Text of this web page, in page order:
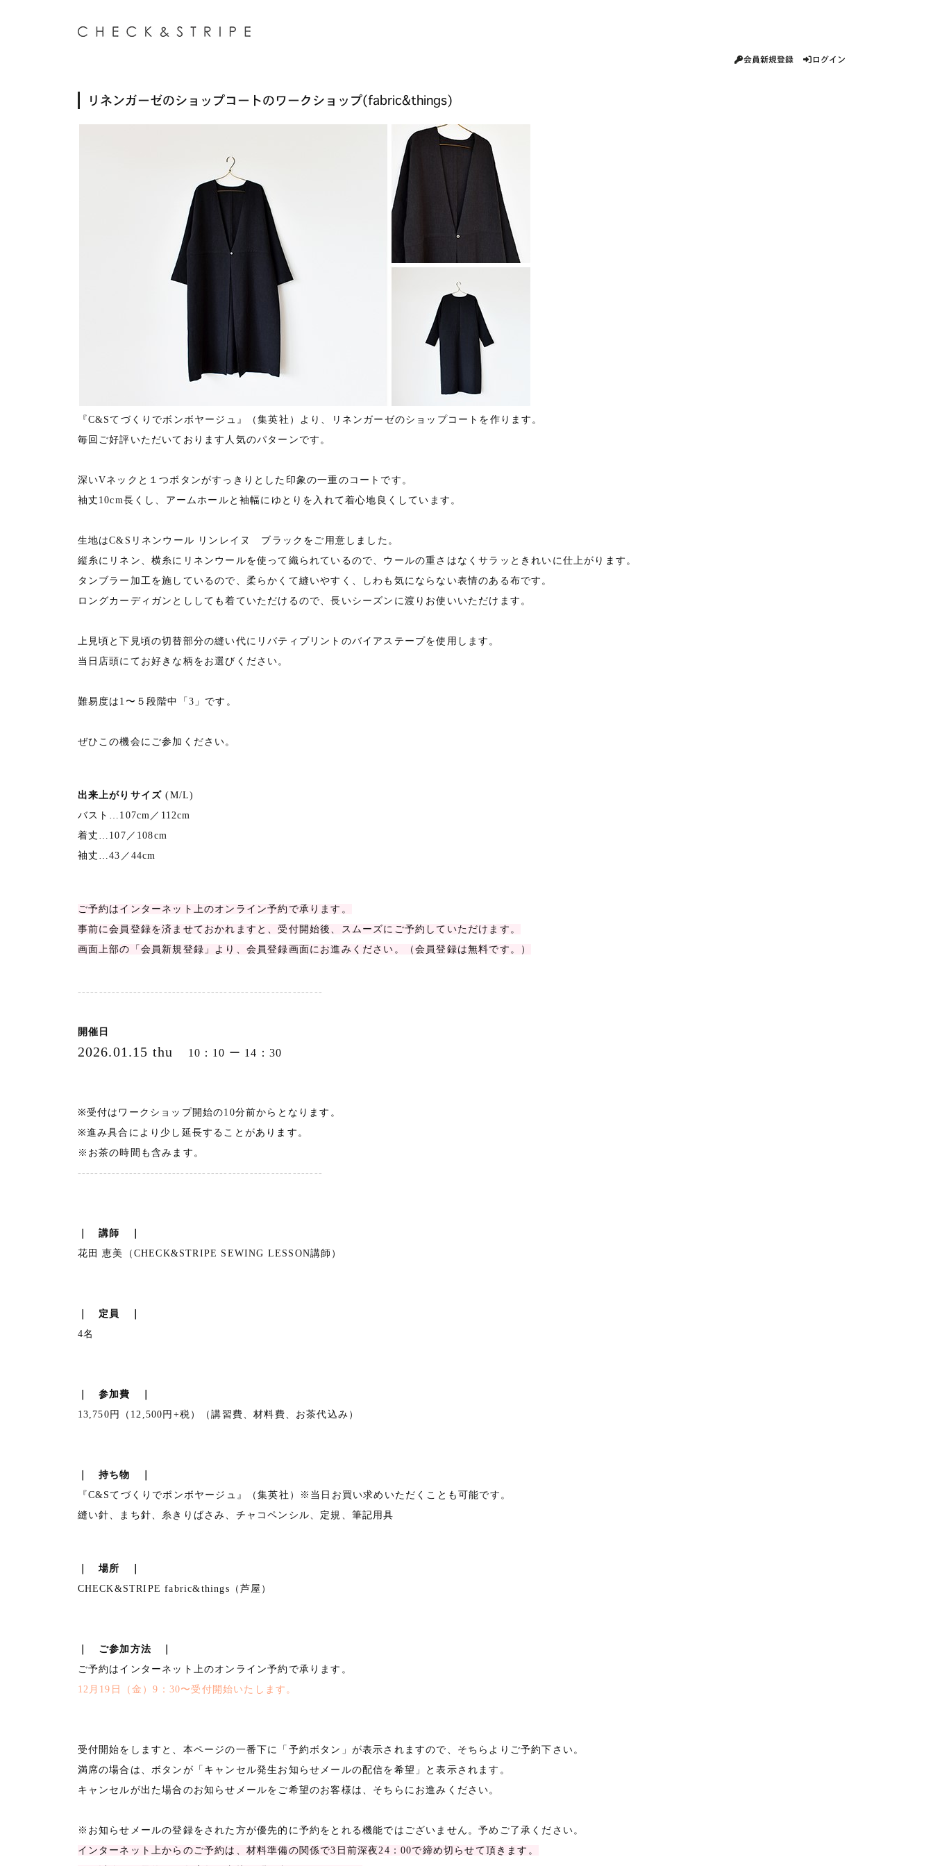
ログイン
会員新規登録
リネンガーゼのショップコートのワークショップ(fabric&things)
『C&Sてづくりでボンボヤージュ』（集英社）より、リネンガーゼのショップコートを作ります。
毎回ご好評いただいております人気のパターンです。
深いVネックと１つボタンがすっきりとした印象の一重のコートです。
袖丈10cm長くし、アームホールと袖幅にゆとりを入れて着心地良くしています。
生地はC&Sリネンウール リンレイヌ ブラックをご用意しました。
縦糸にリネン、横糸にリネンウールを使って織られているので、ウールの重さはなくサラッときれいに仕上がります。
タンブラー加工を施しているので、柔らかくて縫いやすく、しわも気にならない表情のある布です。
ロングカーディガンとししても着ていただけるので、長いシーズンに渡りお使いいただけます。
上見頃と下見頃の切替部分の縫い代にリバティプリントのバイアステープを使用します。
当日店頭にてお好きな柄をお選びください。
難易度は1〜５段階中「3」です。
ぜひこの機会にご参加ください。
出来上がりサイズ(M/L)
バスト…107cm／112cm
着丈…107／108cm
袖丈…43／44cm
ご予約はインターネット上のオンライン予約で承ります。
事前に会員登録を済ませておかれますと、受付開始後、スムーズにご予約していただけます。
画面上部の「会員新規登録」より、会員登録画面にお進みください。（会員登録は無料です。）
---------------------------------------------------------
開催日
2026.01.15 thu 10：10 ー 14：30
※受付はワークショップ開始の10分前からとなります。
※進み具合により少し延長することがあります。
※お茶の時間も含みます。
---------------------------------------------------------
｜ 講師 ｜
花田 恵美（CHECK&STRIPE SEWING LESSON講師）
｜ 定員 ｜
4名
｜ 参加費 ｜
13,750円（12,500円+税）（講習費、材料費、お茶代込み）
｜ 持ち物 ｜
『C&Sてづくりでボンボヤージュ』（集英社）※当日お買い求めいただくことも可能です。
縫い針、まち針、糸きりばさみ、チャコペンシル、定規、筆記用具
｜ 場所 ｜
CHECK&STRIPE fabric&things（芦屋）
｜ ご参加方法 ｜
ご予約はインターネット上のオンライン予約で承ります。
12月19日（金）9：30〜受付開始いたします。
受付開始をしますと、本ページの一番下に「予約ボタン」が表示されますので、そちらよりご予約下さい。
満席の場合は、ボタンが「キャンセル発生お知らせメールの配信を希望」と表示されます。
キャンセルが出た場合のお知らせメールをご希望のお客様は、そちらにお進みください。
※お知らせメールの登録をされた方が優先的に予約をとれる機能ではございません。予めご了承ください。
インターネット上からのご予約は、材料準備の関係で3日前深夜24：00で締め切らせて頂きます。